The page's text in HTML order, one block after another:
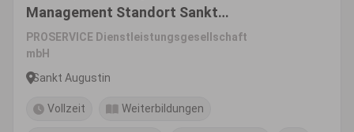
Management Standort Sankt
Augustin bei Bonn in Vollzeit
(40 Wochenstunden)
PROSERVICE Dienstleistungsgesellschaft
mbH
Sankt Augustin
Vollzeit Weiterbildungen